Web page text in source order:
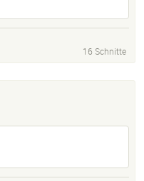
16 Schnitte